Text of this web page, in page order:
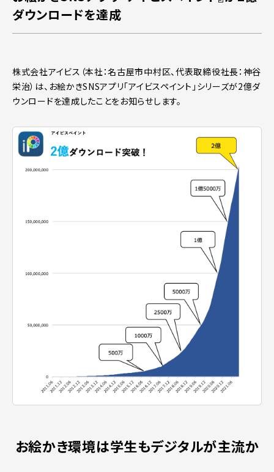
ダウンロードを達成
株式会社アイビス（本社：名古屋市中村区、代表取締役社長：神谷
栄治）は、お絵かきSNSアプリ「アイビスペイント」シリーズが2億ダ
ウンロードを達成したことをお知らせします。
お絵かき環境は学生もデジタルが主流か